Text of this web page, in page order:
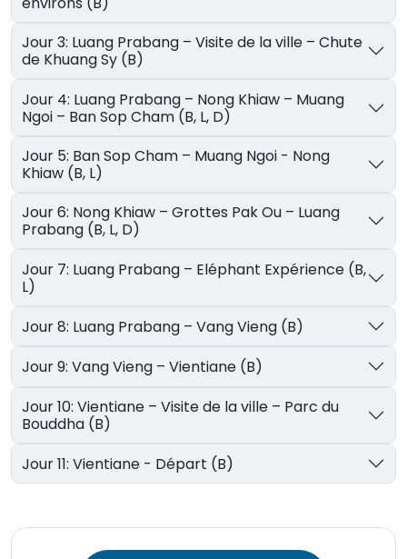
Jour 3: Luang Prabang – Visite de la ville – Chute
de Khuang Sy (B)
Jour 4: Luang Prabang – Nong Khiaw – Muang
Ngoi – Ban Sop Cham (B, L, D)
Jour 5: Ban Sop Cham – Muang Ngoi - Nong
Khiaw (B, L)
Jour 6: Nong Khiaw – Grottes Pak Ou – Luang
Prabang (B, L, D)
Jour 7: Luang Prabang – Eléphant Expérience (B,
L)
Jour 8: Luang Prabang – Vang Vieng (B)
Jour 9: Vang Vieng – Vientiane (B)
Jour 10: Vientiane – Visite de la ville – Parc du
Bouddha (B)
Jour 11: Vientiane - Départ (B)